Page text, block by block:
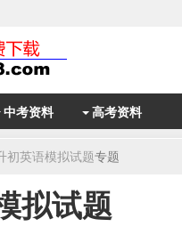
中考资料 高考资料
初英语模拟试题专题
拟试题